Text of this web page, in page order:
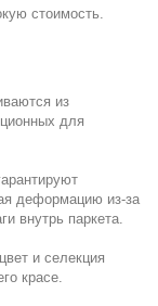
стоимость.
из
для
деформацию из-за
внутрь паркета.
и селекция
красе.